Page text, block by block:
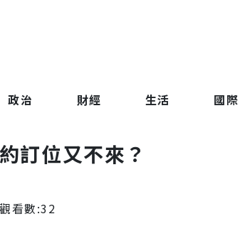
政治 財經 生活 國際
訂位又不來？
看數:32